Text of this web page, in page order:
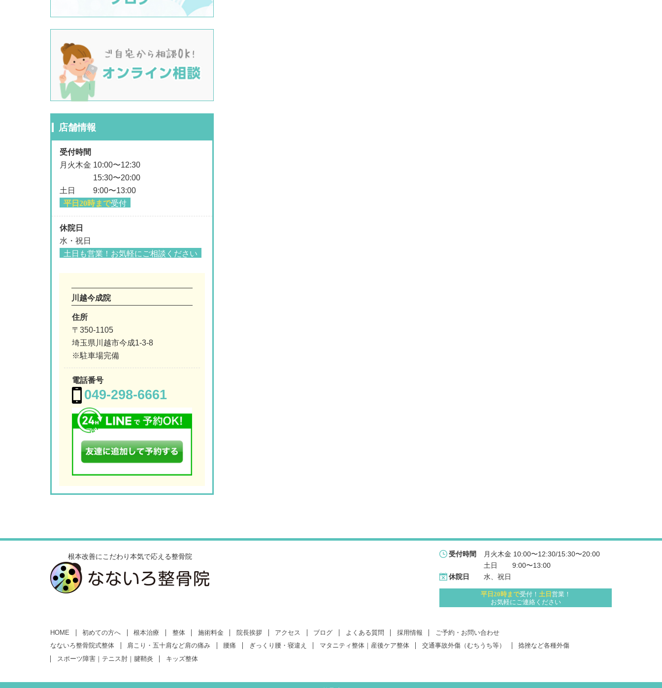
店舗情報
受付時間
月火木金 10:00〜12:30
15:30〜20:00
土日 9:00〜13:00
平日20時まで受付
休院日
水・祝日
土日も営業！お気軽にご相談ください
川越今成院
住所
〒350-1105
埼玉県川越市今成1-3-8
※駐車場完備
電話番号
049-298-6661
根本改善にこだわり本気で応える整骨院 受付時間
月火木金 10:00〜12:30/15:30〜20:00
土日 　   9:00〜13:00
休院日 水、祝日
平日20時まで受付！ 土日営業！
お気軽にご連絡ください
HOME 初めての方へ 根本治療 整体 施術料金 院長挨拶 アクセス ブログ よくある質問 採用情報
ご予約・お問い合わせ
なないろ整骨院式整体
肩こり・五十肩など肩の痛み 腰痛 ぎっくり腰・寝違え マタニティ整体｜産後ケア整体 交通事故外傷（むちうち等）
捻挫など各種外傷
スポーツ障害｜テニス肘｜腱鞘炎
キッズ整体